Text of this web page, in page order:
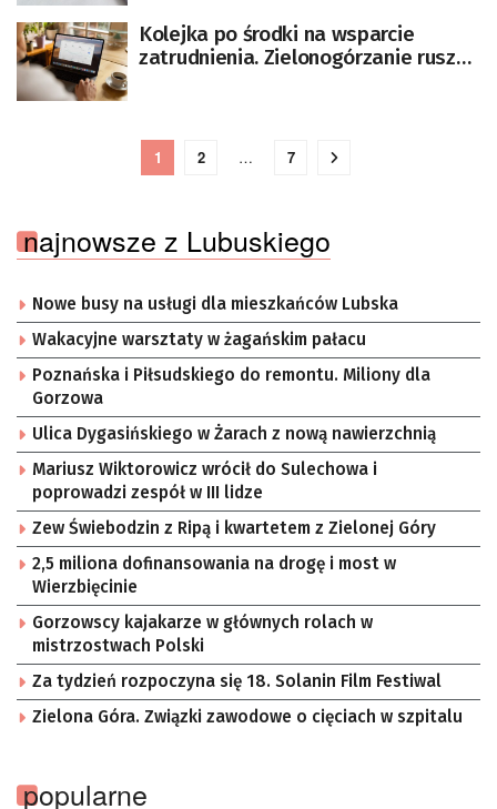
Kolejka po środki na wsparcie
zatrudnienia. Zielonogórzanie ruszyli
1 2 … 7
najnowsze z Lubuskiego
Nowe busy na usługi dla mieszkańców Lubska
Wakacyjne warsztaty w żagańskim pałacu
Poznańska i Piłsudskiego do remontu. Miliony dla
Gorzowa
Ulica Dygasińskiego w Żarach z nową nawierzchnią
Mariusz Wiktorowicz wrócił do Sulechowa i
poprowadzi zespół w III lidze
Zew Świebodzin z Ripą i kwartetem z Zielonej Góry
2,5 miliona dofinansowania na drogę i most w
Wierzbięcinie
Gorzowscy kajakarze w głównych rolach w
mistrzostwach Polski
Za tydzień rozpoczyna się 18. Solanin Film Festiwal
Zielona Góra. Związki zawodowe o cięciach w szpitalu
popularne